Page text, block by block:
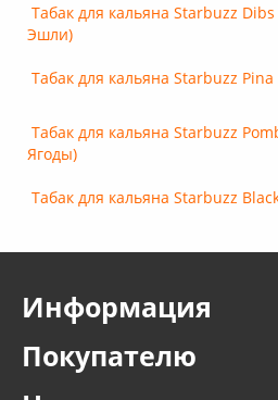
Табак для кальяна Starbuzz
Эшли)
Табак для кальяна Starbuzz
Табак для кальяна Starbuzz
Ягоды)
Табак для кальяна Starbuzz
Информация
Покупателю